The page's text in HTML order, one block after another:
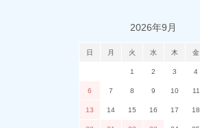
2026年9月
日 月 火 水 木 金
1 2 3 4
6 7 8 9 10 11
13 14 15 16 17 18